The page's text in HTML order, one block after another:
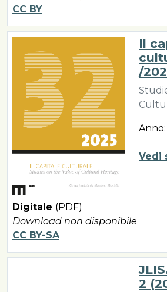
CC BY
Il
/
Vedi
Digitale (PDF)
Download non disponibile
CC BY-SA
2